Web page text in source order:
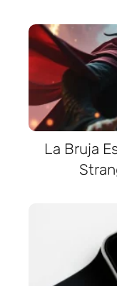
La Bruja